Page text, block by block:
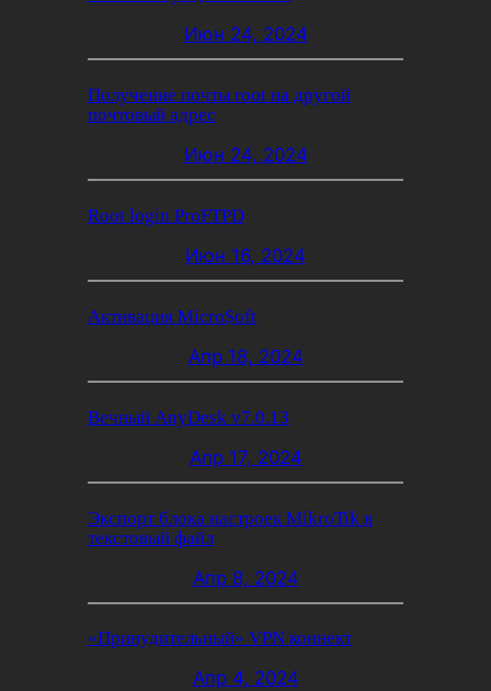
Июн 24, 2024
Получение почты root на другой
почтовый адрес
Июн 24, 2024
Root login ProFTPD
Июн 16, 2024
Активация Micro$oft
Апр 18, 2024
Вечный AnyDesk v7.0.13
Апр 17, 2024
Экспорт блока настроек MikroTik в
текстовый файл
Апр 8, 2024
«Принудительный» VPN коннект
Апр 4, 2024